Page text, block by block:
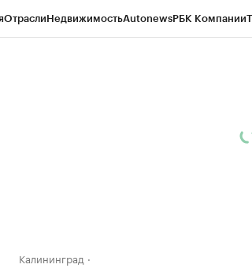
ОтраслиНедвижимостьAutonewsРБК Компании
Калининград